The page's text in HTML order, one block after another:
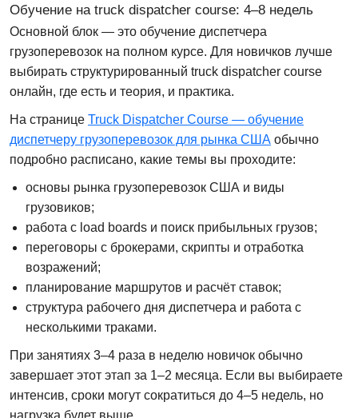
Обучение на truck dispatcher course: 4–8 недель
Основной блок — это обучение диспетчера
грузоперевозок на полном курсе. Для новичков лучше
выбирать структурированный truck dispatcher course
онлайн, где есть и теория, и практика.
На странице Truck Dispatcher Course — обучение
диспетчеру грузоперевозок для рынка США обычно
подробно расписано, какие темы вы проходите:
основы рынка грузоперевозок США и виды
грузовиков;
работа с load boards и поиск прибыльных грузов;
переговоры с брокерами, скрипты и отработка
возражений;
планирование маршрутов и расчёт ставок;
структура рабочего дня диспетчера и работа с
несколькими траками.
При занятиях 3–4 раза в неделю новичок обычно
завершает этот этап за 1–2 месяца. Если вы выбираете
интенсив, сроки могут сократиться до 4–5 недель, но
нагрузка будет выше.